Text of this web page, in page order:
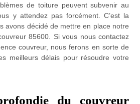
de toiture peuvent subvenir au
y attendez pas forcément. C’est la
avons décidé de mettre en place notre
85600. Si vous nous contactez
couvreur, nous ferons en sorte de
meilleurs délais pour résoudre votre
du couvreur